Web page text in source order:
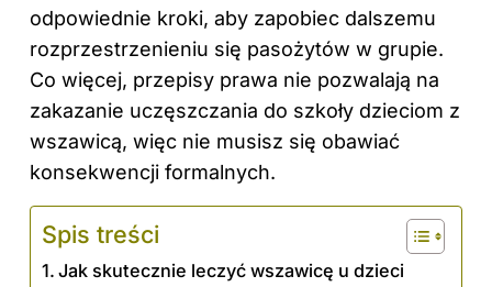
odpowiednie kroki, aby zapobiec dalszemu
rozprzestrzenieniu się pasożytów w grupie.
Co więcej, przepisy prawa nie pozwalają na
zakazanie uczęszczania do szkoły dzieciom z
wszawicą, więc nie musisz się obawiać
konsekwencji formalnych.
Spis treści
Jak skutecznie leczyć wszawicę u dzieci